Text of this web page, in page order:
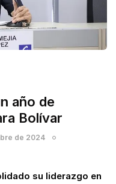
año de
Bolívar
de 2024
su liderazgo en